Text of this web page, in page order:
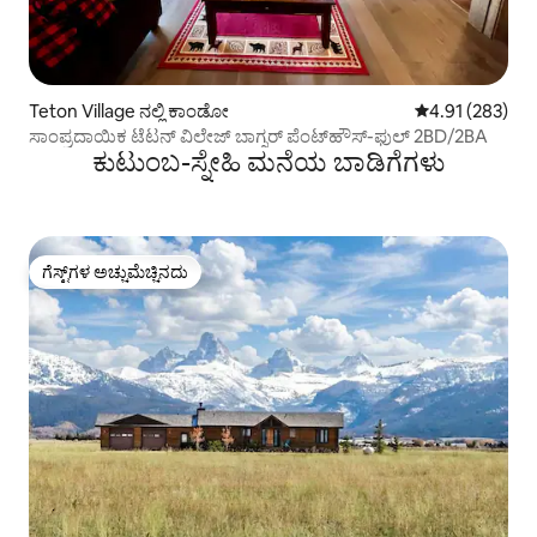
Teton Village ನಲ್ಲಿ ಕಾಂಡೋ 5 ರಲ್ಲಿ 4.91
4.91 (283)
ಸಾಂಪ್ರದಾಯಿಕ ಟೆಟನ್ ವಿಲೇಜ್ ಬಾಗ್ನರ್ ಪೆಂಟ್‌ಹೌಸ್-ಫುಲ್ 2BD/2BA
ಕುಟುಂಬ-ಸ್ನೇಹಿ ಮನೆಯ ಬಾಡಿಗೆಗಳು
ಗೆಸ್ಟ್‌ಗಳ ಅಚ್ಚುಮೆಚ್ಚಿನದು
ಗೆಸ್ಟ್‌ಗಳ ಅಚ್ಚುಮೆಚ್ಚಿನದು